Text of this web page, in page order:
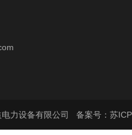
力设备有限公司 备案号：苏